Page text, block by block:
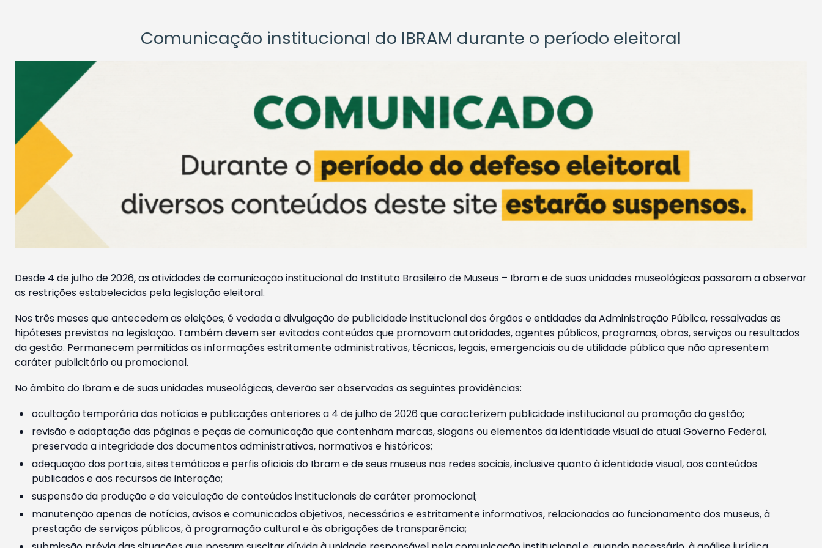
Comunicação institucional do IBRAM durante o período eleitoral
Desde 4 de julho de 2026, as atividades de comunicação institucional do Instituto Brasileiro de Museus – Ibram e de suas unidades museológicas passaram a observar
as restrições estabelecidas pela legislação eleitoral.
Nos três meses que antecedem as eleições, é vedada a divulgação de publicidade institucional dos órgãos e entidades da Administração Pública, ressalvadas as
hipóteses previstas na legislação. Também devem ser evitados conteúdos que promovam autoridades, agentes públicos, programas, obras, serviços ou resultados
da gestão. Permanecem permitidas as informações estritamente administrativas, técnicas, legais, emergenciais ou de utilidade pública que não apresentem
caráter publicitário ou promocional.
No âmbito do Ibram e de suas unidades museológicas, deverão ser observadas as seguintes providências:
ocultação temporária das notícias e publicações anteriores a 4 de julho de 2026 que caracterizem publicidade institucional ou promoção da gestão;
revisão e adaptação das páginas e peças de comunicação que contenham marcas, slogans ou elementos da identidade visual do atual Governo Federal,
preservada a integridade dos documentos administrativos, normativos e históricos;
adequação dos portais, sites temáticos e perfis oficiais do Ibram e de seus museus nas redes sociais, inclusive quanto à identidade visual, aos conteúdos
publicados e aos recursos de interação;
suspensão da produção e da veiculação de conteúdos institucionais de caráter promocional;
manutenção apenas de notícias, avisos e comunicados objetivos, necessários e estritamente informativos, relacionados ao funcionamento dos museus, à
prestação de serviços públicos, à programação cultural e às obrigações de transparência;